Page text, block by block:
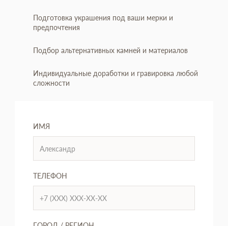
Подготовка украшения под ваши мерки и
предпочтения
Подбор альтернативных камней и материалов
Индивидуальные доработки и гравировка любой
сложности
ИМЯ
ТЕЛЕФОН